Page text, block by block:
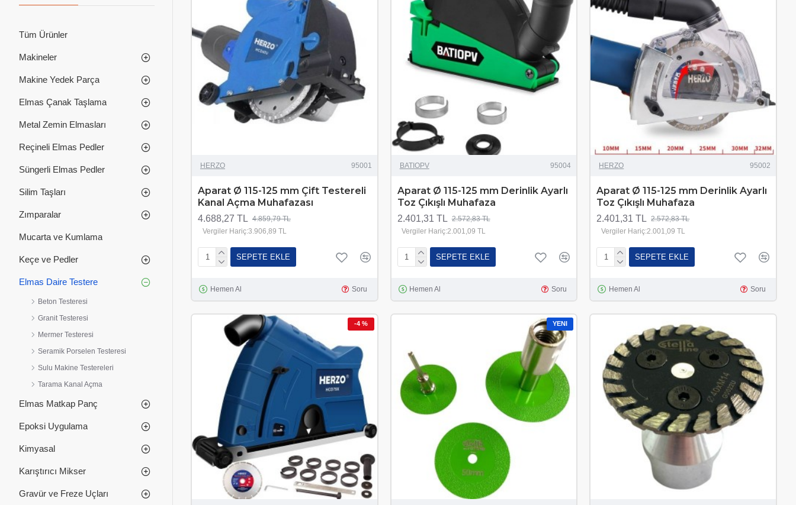
Tüm Ürünler
Makineler
Makine Yedek Parça
Elmas Çanak Taşlama
Metal Zemin Elmasları
Reçineli Elmas Pedler
Süngerli Elmas Pedler
Silim Taşları
Zımparalar
Mucarta ve Kumlama
Keçe ve Pedler
Elmas Daire Testere
Beton Testeresi
Granit Testeresi
Mermer Testeresi
Seramik Porselen Testeresi
Sulu Makine Testereleri
Tarama Kanal Açma
Elmas Matkap Panç
Epoksi Uygulama
Kimyasal
Karıştırıcı Mikser
Gravür ve Freze Uçları
HERZO 95001
Aparat Ø 115-125 mm Çift Testereli
Kanal Açma Muhafazası
4.688,27 TL 4.859,79 TL
Vergiler Hariç:3.906,89 TL
SEPETE EKLE
Hemen Al Soru
BATIOPV 95004
Aparat Ø 115-125 mm Derinlik Ayarlı
Toz Çıkışlı Muhafaza
2.401,31 TL 2.572,83 TL
Vergiler Hariç:2.001,09 TL
SEPETE EKLE
Hemen Al Soru
HERZO 95002
Aparat Ø 115-125 mm Derinlik Ayarlı
Toz Çıkışlı Muhafaza
2.401,31 TL 2.572,83 TL
Vergiler Hariç:2.001,09 TL
SEPETE EKLE
Hemen Al Soru
-4 % YENI